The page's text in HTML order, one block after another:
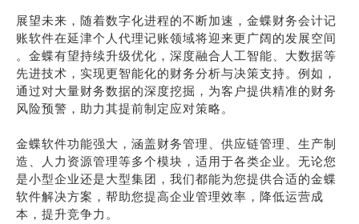
展望未来，随着数字化进程的不断加速，金蝶财务会计记
账软件在延津个人代理记账领域将迎来更广阔的发展空间
。金蝶有望持续升级优化，深度融合人工智能、大数据等
先进技术，实现更智能化的财务分析与决策支持。例如，
通过对大量财务数据的深度挖掘，为客户提供精准的财务
风险预警，助力其提前制定应对策略。
金蝶软件功能强大，涵盖财务管理、供应链管理、生产制
造、人力资源管理等多个模块，适用于各类企业。无论您
是小型企业还是大型集团，我们都能为您提供合适的金蝶
软件解决方案，帮助您提高企业管理效率，降低运营成
本，提升竞争力。